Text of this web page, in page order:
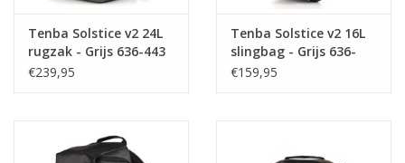
Tenba Solstice v2 24L
rugzak - Grijs 636-443
€239,95
Tenba Solstice v2 16L
slingbag - Grijs 636-
433
€159,95